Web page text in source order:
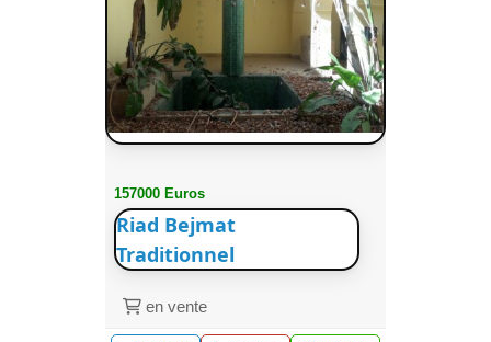
157000 Euros
Riad Bejmat
Traditionnel
en vente